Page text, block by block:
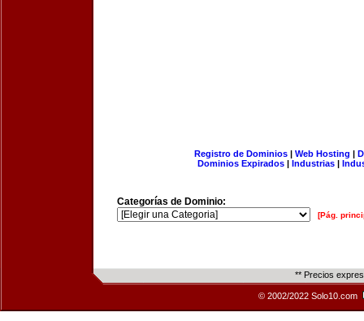
Registro de Dominios| Web Hosting |
Dominios Expirados | Industrias |
Categorías de Dominio:
[Pág.
** Precios
© 2002/2022 Solo10.com